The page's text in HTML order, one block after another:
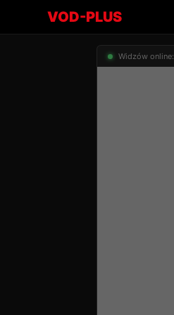
VOD-PLUS
Widzów online: